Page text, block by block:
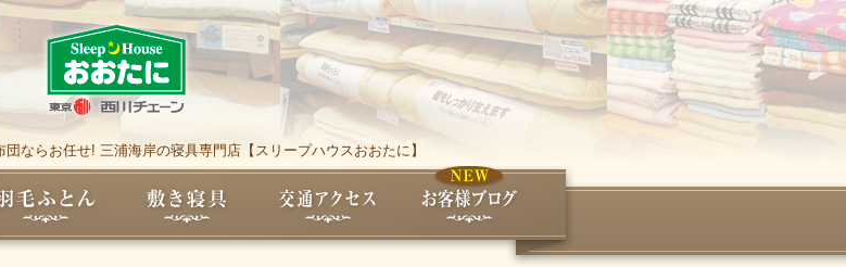
ならお任せ! 三浦海岸の寝具専門店【スリープハウスおおたに】